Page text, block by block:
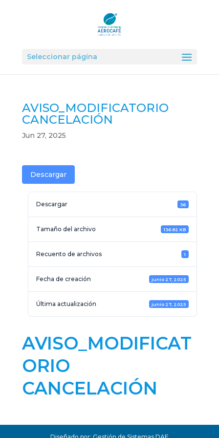
Seleccionar página
AVISO_MODIFICATORIO
CANCELACIÓN
Jun 27, 2025
Descargar
Descargar 36
Tamaño del archivo 136.82 KB
Recuento de archivos 1
Fecha de creación junio 27, 2025
Última actualización junio 27, 2025
AVISO_MODIFICAT
ORIO
CANCELACIÓN